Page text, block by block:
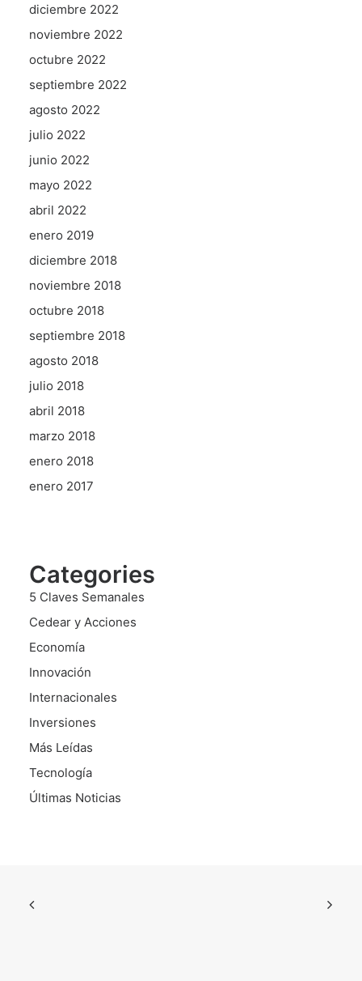
diciembre 2022
noviembre 2022
octubre 2022
septiembre 2022
agosto 2022
julio 2022
junio 2022
mayo 2022
abril 2022
enero 2019
diciembre 2018
noviembre 2018
octubre 2018
septiembre 2018
agosto 2018
julio 2018
abril 2018
marzo 2018
enero 2018
enero 2017
Categories
5 Claves Semanales
Cedear y Acciones
Economía
Innovación
Internacionales
Inversiones
Más Leídas
Tecnología
Últimas Noticias